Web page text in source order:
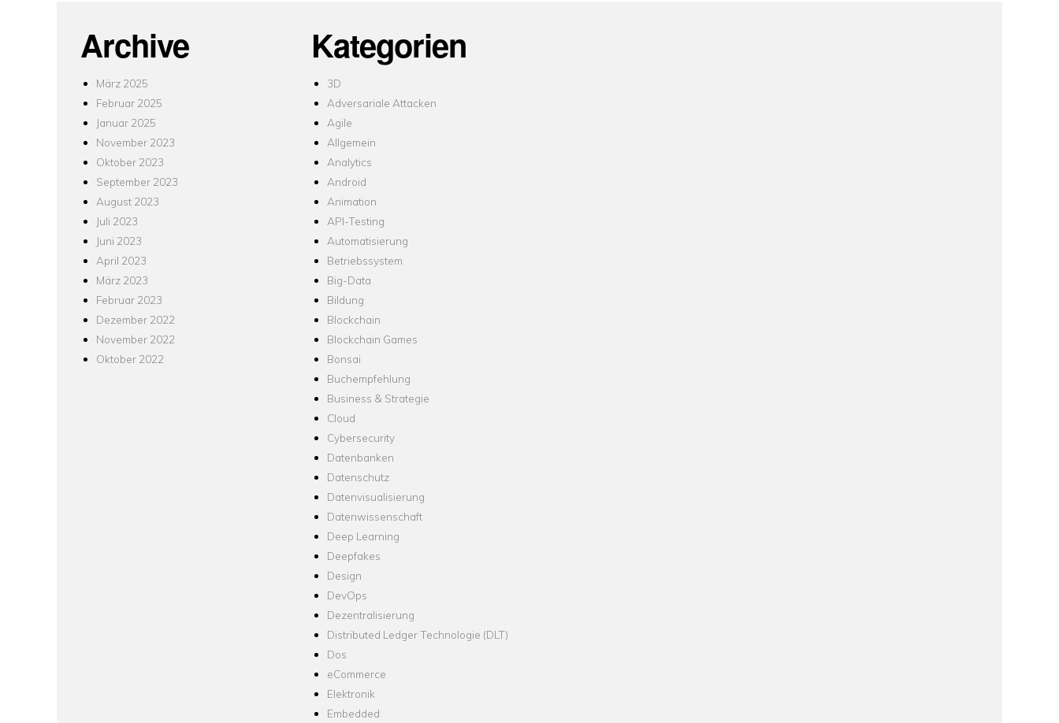
Archive
März 2025
Februar 2025
Januar 2025
November 2023
Oktober 2023
September 2023
August 2023
Juli 2023
Juni 2023
April 2023
März 2023
Februar 2023
Dezember 2022
November 2022
Oktober 2022
Kategorien
3D
Adversariale Attacken
Agile
Allgemein
Analytics
Android
Animation
API-Testing
Automatisierung
Betriebssystem
Big-Data
Bildung
Blockchain
Blockchain Games
Bonsai
Buchempfehlung
Business & Strategie
Cloud
Cybersecurity
Datenbanken
Datenschutz
Datenvisualisierung
Datenwissenschaft
Deep Learning
Deepfakes
Design
DevOps
Dezentralisierung
Distributed Ledger Technologie (DLT)
Dos
eCommerce
Elektronik
Embedded